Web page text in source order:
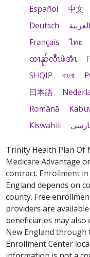
Español
中文
Deutsch
العربية
Français
ไทย
ထၢနုာ်လီၤဖဲအံၤ
SHQIP
বাংলা
日本語
Română
Kiswahili
Trinity Health Plan Of
Medicare Advantage
contract. Enrollment
England depends on
county. Free
providers are
beneficiaries may
New England through
Enrollment Center